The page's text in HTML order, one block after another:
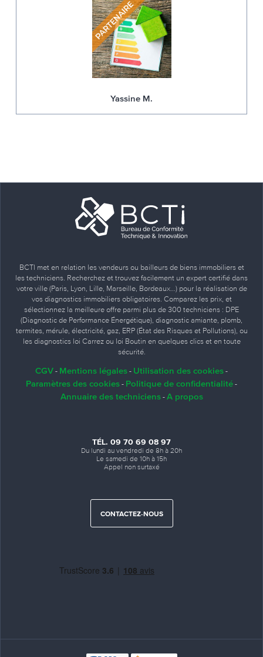
Yassine M.
BCTI met en relation les vendeurs ou bailleurs de biens immobiliers et
les techniciens. Recherchez et trouvez facilement un expert certifié dans
votre ville (Paris, Lyon, Lille, Marseille, Bordeaux…) pour la réalisation de
vos diagnostics immobiliers obligatoires. Comparez les prix, et
sélectionnez la meilleure offre parmi plus de 300 techniciens : DPE
(Diagnostic de Performance Énergétique), diagnostic amiante, plomb,
termites, mérule, électricité, gaz, ERP (État des Risques et Pollutions), ou
les diagnostics loi Carrez ou loi Boutin en quelques clics et en toute
sécurité.
CGV - Mentions légales - Utilisation des cookies -
Paramètres des cookies - Politique de confidentialité -
Annuaire des techniciens- A propos
TÉL. 09 70 69 08 97
Du lundi au vendredi de 8h à 20h
Le samedi de 10h à 15h
Appel non surtaxé
CONTACTEZ-NOUS